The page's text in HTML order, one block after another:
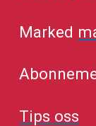
Marked
Tips oss